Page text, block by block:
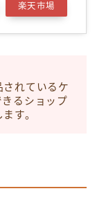
楽天市場
されているケ
るショップ
す。